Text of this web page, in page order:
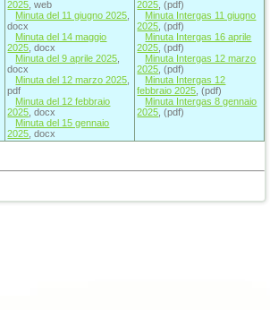
2025 , web
Minuta del 11 giugno 2025
docx
Minuta del 14 maggio
2025 , docx
Minuta del 9 aprile 2025
docx
Minuta del 12 marzo 2025
pdf
Minuta del 12 febbraio
2025 , docx
Minuta del 15 gennaio
2025 , docx
2025 , (pdf)
Minuta Intergas 11 giugno
2025 , (pdf)
Minuta Intergas 16 aprile
2025 , (pdf)
Minuta Intergas 12 marzo
2025 , (pdf)
Minuta Intergas 12
febbraio 2025 , (pdf)
Minuta Intergas 8 gennaio
2025 , (pdf)